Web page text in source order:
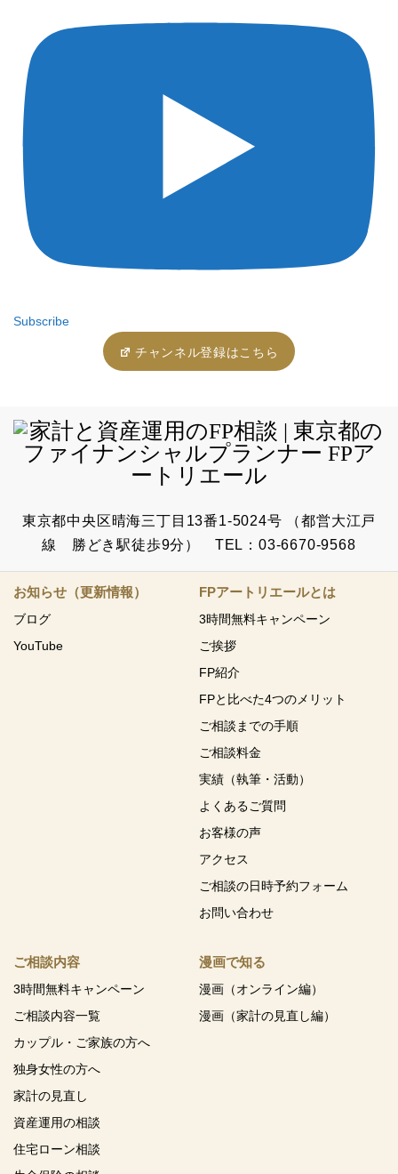
Subscribe
チャンネル登録はこちら
東京都中央区晴海三丁目13番1-5024号 （都営大江戸
線 勝どき駅徒歩9分） TEL：03-6670-9568
お知らせ（更新情報）
ブログ
YouTube
FPアートリエールとは
3時間無料キャンペーン
ご挨拶
FP紹介
FPと比べた4つのメリット
ご相談までの手順
ご相談料金
実績（執筆・活動）
よくあるご質問
お客様の声
アクセス
ご相談の日時予約フォーム
お問い合わせ
ご相談内容
3時間無料キャンペーン
ご相談内容一覧
カップル・ご家族の方へ
独身女性の方へ
家計の見直し
資産運用の相談
住宅ローン相談
漫画で知る
漫画（オンライン編）
漫画（家計の見直し編）